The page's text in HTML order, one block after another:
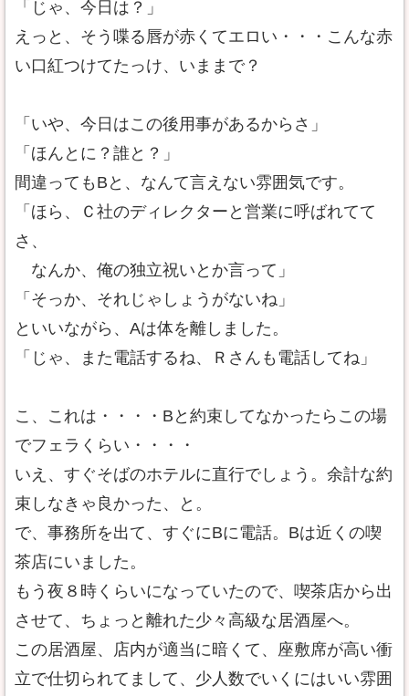
「じゃ、今日は？」
えっと、そう喋る唇が赤くてエロい・・・こんな赤
い口紅つけてたっけ、いままで？
「いや、今日はこの後用事があるからさ」
「ほんとに？誰と？」
間違ってもBと、なんて言えない雰囲気です。
「ほら、Ｃ社のディレクターと営業に呼ばれてて
さ、
なんか、俺の独立祝いとか言って」
「そっか、それじゃしょうがないね」
といいながら、Aは体を離しました。
「じゃ、また電話するね、Ｒさんも電話してね」
こ、これは・・・・Bと約束してなかったらこの場
でフェラくらい・・・・
いえ、すぐそばのホテルに直行でしょう。余計な約
束しなきゃ良かった、と。
で、事務所を出て、すぐにBに電話。Bは近くの喫
茶店にいました。
もう夜８時くらいになっていたので、喫茶店から出
させて、ちょっと離れた少々高級な居酒屋へ。
この居酒屋、店内が適当に暗くて、座敷席が高い衝
立で仕切られてまして、少人数でいくにはいい雰囲